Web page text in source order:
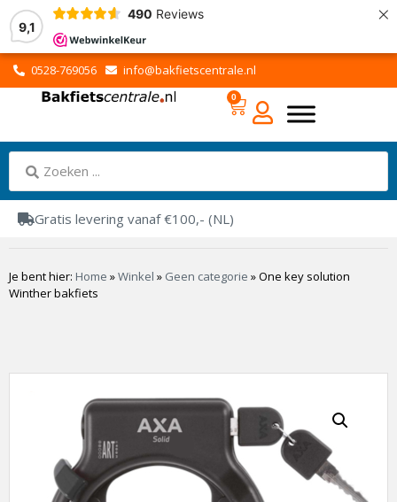
9,1
490 Reviews ×
0528-769056 info@bakfietscentrale.nl
0
Gratis levering vanaf €100,- (NL)
Je bent hier: Home »Winkel » Geen categorie »One key solution
Winther bakfiets